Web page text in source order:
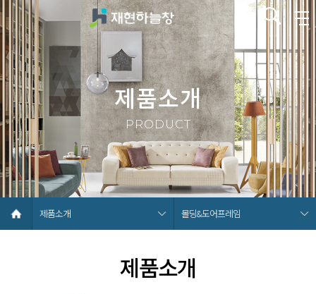
제품소개
PRODUCT
제품소개 몰딩&도어프레임
제품소개